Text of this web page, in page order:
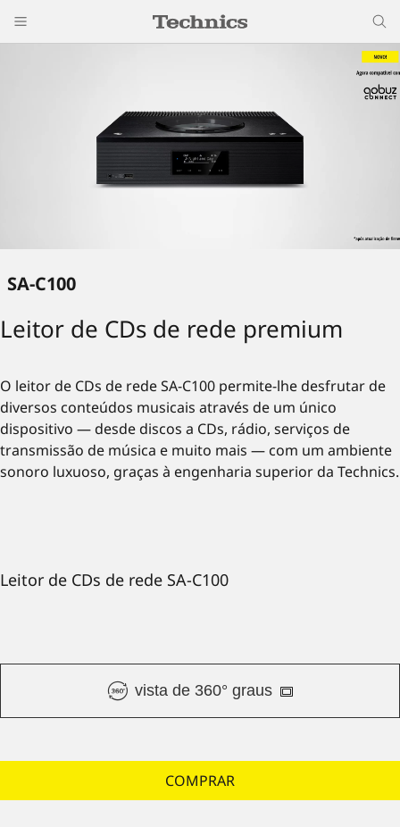
Leitor de CDs de rede SA-C100
vista de 360° graus
COMPRAR
SA-C100
Leitor de CDs de rede premium
O leitor de CDs de rede SA-C100 permite-lhe desfrutar de
diversos conteúdos musicais através de um único
dispositivo — desde discos a CDs, rádio, serviços de
transmissão de música e muito mais — com um ambiente
sonoro luxuoso, graças à engenharia superior da Technics.